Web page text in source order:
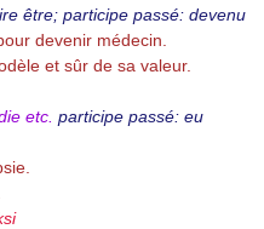
être; participe passé: devenu
devenir médecin.
et sûr de sa valeur.
etc. participe passé: eu